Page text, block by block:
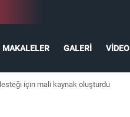
MAKALELER GALERI VIDEO
için mali kaynak oluşturdu